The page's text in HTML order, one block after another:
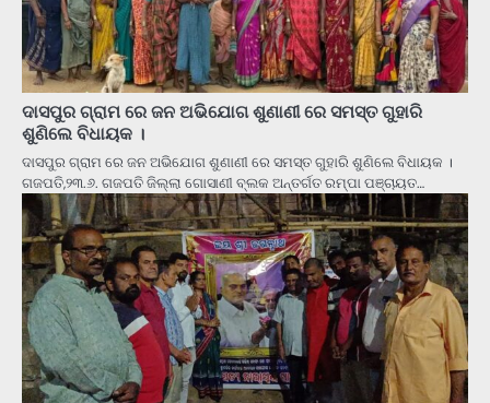
ଦାସପୁର ଗ୍ରାମ ରେ ଜନ ଅଭିଯୋଗ ଶୁଣାଣୀ ରେ ସମସ୍ତ ଗୁହାରି
ଶୁଣିଲେ ବିଧାୟକ ।
ଦାସପୁର ଗ୍ରାମ ରେ ଜନ ଅଭିଯୋଗ ଶୁଣାଣୀ ରେ ସମସ୍ତ ଗୁହାରି ଶୁଣିଲେ ବିଧାୟକ ।
ଗଜପତି,୨୩.୬. ଗଜପତି ଜିଲ୍ଲା ଗୋସାଣୀ ବ୍ଲକ ଅନ୍ତର୍ଗତ ରମ୍ପା ପଞ୍ଚାୟତ…